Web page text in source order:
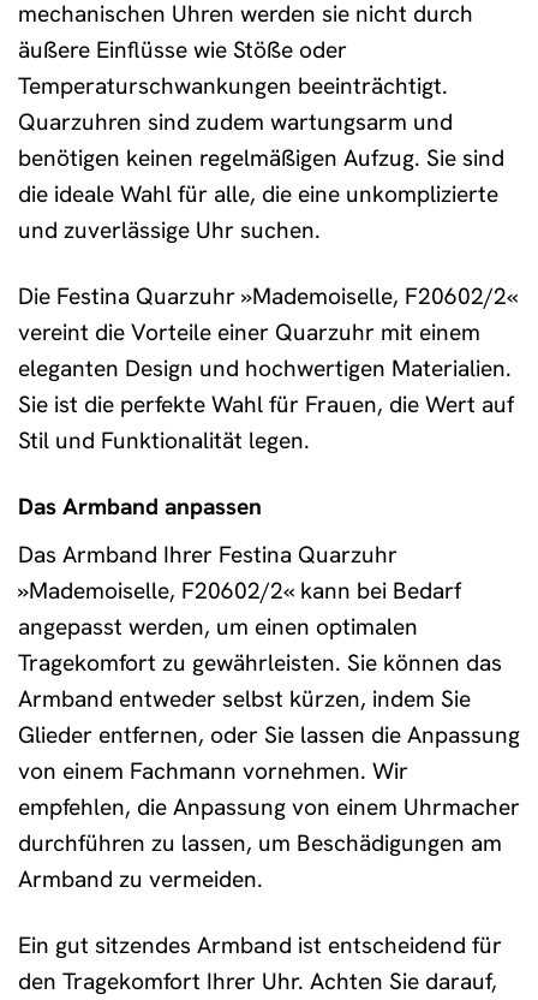
mechanischen Uhren werden sie nicht durch
äußere Einflüsse wie Stöße oder
Temperaturschwankungen beeinträchtigt.
Quarzuhren sind zudem wartungsarm und
benötigen keinen regelmäßigen Aufzug. Sie sind
die ideale Wahl für alle, die eine unkomplizierte
und zuverlässige Uhr suchen.
Die Festina Quarzuhr »Mademoiselle, F20602/2«
vereint die Vorteile einer Quarzuhr mit einem
eleganten Design und hochwertigen Materialien.
Sie ist die perfekte Wahl für Frauen, die Wert auf
Stil und Funktionalität legen.
Das Armband anpassen
Das Armband Ihrer Festina Quarzuhr
»Mademoiselle, F20602/2« kann bei Bedarf
angepasst werden, um einen optimalen
Tragekomfort zu gewährleisten. Sie können das
Armband entweder selbst kürzen, indem Sie
Glieder entfernen, oder Sie lassen die Anpassung
von einem Fachmann vornehmen. Wir
empfehlen, die Anpassung von einem Uhrmacher
durchführen zu lassen, um Beschädigungen am
Armband zu vermeiden.
Ein gut sitzendes Armband ist entscheidend für
den Tragekomfort Ihrer Uhr. Achten Sie darauf,